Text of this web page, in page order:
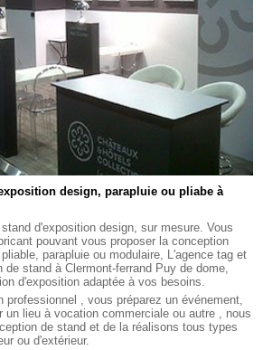
design, parapluie ou pliabe à
d'exposition design, sur mesure. Vous
pouvant vous proposer la conception
parapluie ou modulaire, L'agence tag et
stand à Clermont-ferrand Puy de dome,
d'exposition adaptée à vos besoins.
professionnel , vous préparez un événement,
un lieu à vocation commerciale ou autre , nous
de stand et de la réalisons tous types
ou d'extérieur.